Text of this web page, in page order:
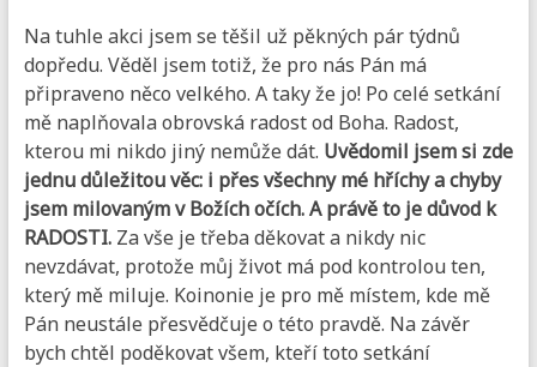
Na tuhle akci jsem se těšil už pěkných pár týdnů
dopředu. Věděl jsem totiž, že pro nás Pán má
připraveno něco velkého. A taky že jo! Po celé setkání
mě naplňovala obrovská radost od Boha. Radost,
kterou mi nikdo jiný nemůže dát. Uvědomil jsem si zde
jednu důležitou věc: i přes všechny mé hříchy a chyby
jsem milovaným v Božích očích. A právě to je důvod k
RADOSTI.Za vše je třeba děkovat a nikdy nic
nevzdávat, protože můj život má pod kontrolou ten,
který mě miluje. Koinonie je pro mě místem, kde mě
Pán neustále přesvědčuje o této pravdě. Na závěr
bych chtěl poděkovat všem, kteří toto setkání